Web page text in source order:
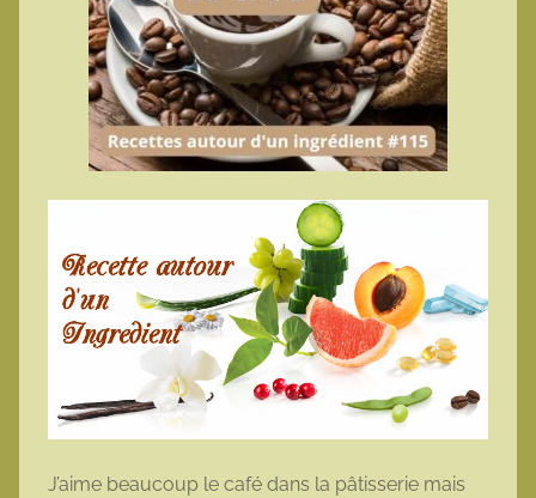
J’aime beaucoup le café dans la pâtisserie mais